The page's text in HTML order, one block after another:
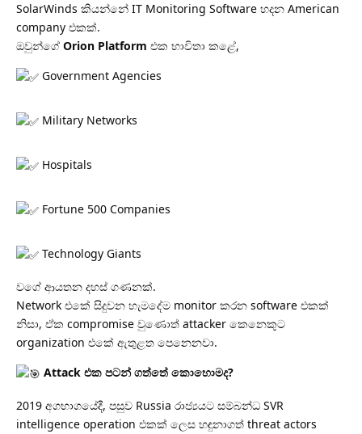
SolarWinds කියන්නේ IT Monitoring Software හදන American
company එකක්.
ඔවුන්ගේ Orion Platform එක භාවිතා කළේ,
Government Agencies
Military Networks
Hospitals
Fortune 500 Companies
Technology Giants
වගේ ආයතන දහස් ගණනක්.
Network එකේ සිදුවන හැමදේම monitor කරන software එකක්
නිසා, ඒක compromise වුණොත් attacker කෙනෙකුට
organization එකේ ඇතුළත පෙනෙනවා.
Attack එක පටන් ගත්තේ කොහොමද?
2019 අගභාගයේදී, පසුව Russia රාජ්‍යයට සම්බන්ධ SVR
intelligence operation එකක් ලෙස හඳුනාගත් threat actors